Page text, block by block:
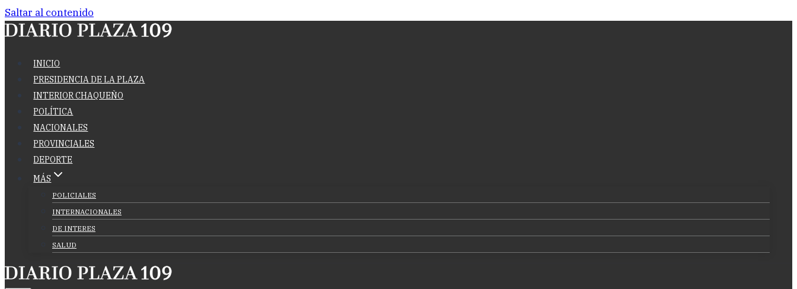
Saltar al contenido
INICIO
PRESIDENCIA DE LA PLAZA
INTERIOR CHAQUEÑO
POLÍTICA
NACIONALES
PROVINCIALES
DEPORTE
MÁS
POLICIALES
INTERNACIONALES
DE INTERES
SALUD